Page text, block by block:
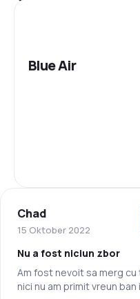
Blue Air
Flugnetz
Ticketpreise
Reisekomfort
Chad
15 Oktober 2022
Nu a fost niciun zbor
Am fost nevoit sa merg cu
nici nu am primit vreun ban